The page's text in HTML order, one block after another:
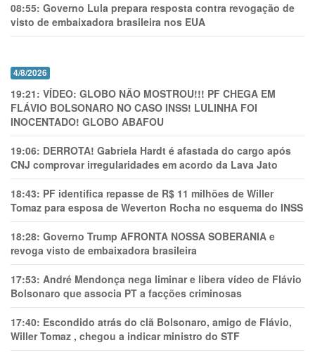
08:55: Governo Lula prepara resposta contra revogação de
visto de embaixadora brasileira nos EUA
4/8/2026
19:21: VÍDEO: GLOBO NÃO MOSTROU!!! PF CHEGA EM
FLÁVIO BOLSONARO NO CASO INSS! LULINHA FOI
INOCENTADO! GLOBO ABAFOU
19:06: DERROTA! Gabriela Hardt é afastada do cargo após
CNJ comprovar irregularidades em acordo da Lava Jato
18:43: PF identifica repasse de R$ 11 milhões de Willer
Tomaz para esposa de Weverton Rocha no esquema do INSS
18:28: Governo Trump AFRONTA NOSSA SOBERANIA e
revoga visto de embaixadora brasileira
17:53: André Mendonça nega liminar e libera vídeo de Flávio
Bolsonaro que associa PT a facções criminosas
17:40: Escondido atrás do clã Bolsonaro, amigo de Flávio,
Willer Tomaz , chegou a indicar ministro do STF